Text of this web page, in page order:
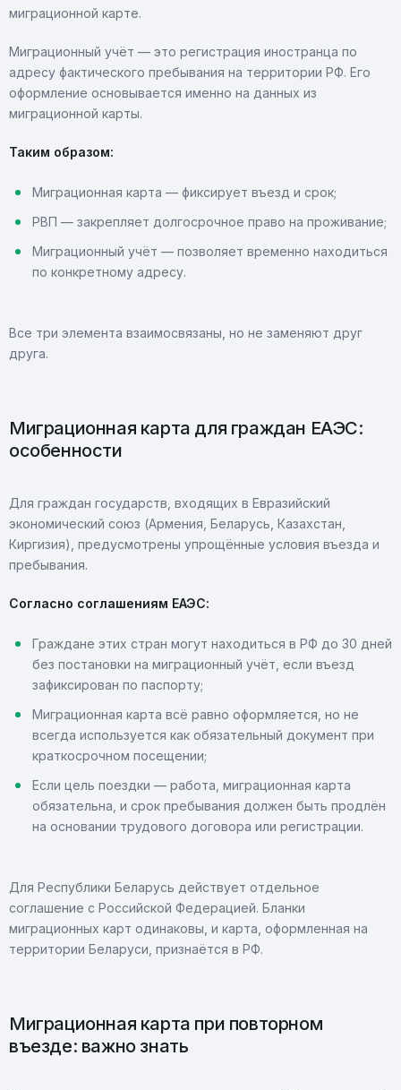
миграционной карте.
Миграционный учёт — это регистрация иностранца по
адресу фактического пребывания на территории РФ. Его
оформление основывается именно на данных из
миграционной карты.
Таким образом:
Миграционная карта — фиксирует въезд и срок;
РВП — закрепляет долгосрочное право на проживание;
Миграционный учёт — позволяет временно находиться
по конкретному адресу.
Все три элемента взаимосвязаны, но не заменяют друг
друга.
Миграционная карта для граждан ЕАЭС:
особенности
Для граждан государств, входящих в Евразийский
экономический союз (Армения, Беларусь, Казахстан,
Киргизия), предусмотрены упрощённые условия въезда и
пребывания.
Согласно соглашениям ЕАЭС:
Граждане этих стран могут находиться в РФ до 30 дней
без постановки на миграционный учёт, если въезд
зафиксирован по паспорту;
Миграционная карта всё равно оформляется, но не
всегда используется как обязательный документ при
краткосрочном посещении;
Если цель поездки — работа, миграционная карта
обязательна, и срок пребывания должен быть продлён
на основании трудового договора или регистрации.
Для Республики Беларусь действует отдельное
соглашение с Российской Федерацией. Бланки
миграционных карт одинаковы, и карта, оформленная на
территории Беларуси, признаётся в РФ.
Миграционная карта при повторном
въезде: важно знать